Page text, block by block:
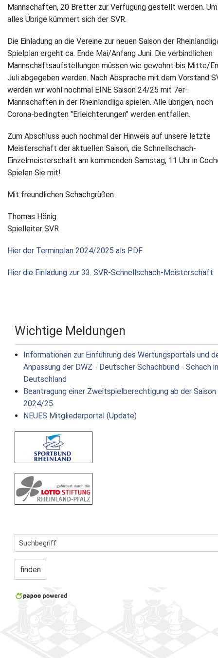
Mannschaften, 20 Bretter zur Verfügung gestellt werden. Um
alles Übrige kümmert sich der SVR.
Die Einladung an die Vereine zur neuen Saison der
Spielplan ergeht ca. Ende Mai/Anfang Juni. Die verbindlichen
Mannschaftsaufstellungen müssen wie gewohnt bis Mitte/
Juli abgegeben werden. Nach Absprache mit dem Vorstand
werden wir wohl nochmal EINE Saison 24/25 mit 7er-
Mannschaften in der Rheinlandliga spielen. Alle übrigen, noch
Corona-bedingten "Erleichterungen" werden entfallen.
Zum Abschluss auch nochmal der Hinweis auf unsere letzte
Meisterschaft der aktuellen Saison, die Schnellschach-
Einzelmeisterschaft am kommenden Samstag, 11 Uhr in
Spielen Sie mit!
Mit freundlichen Schachgrüßen
Thomas Hönig
Spielleiter SVR
Hier der Terminplan 2024/2025 als PDF
Hier die Einladung zur 33. SVR-Schnellschach-Meisterschaft
Wichtige Meldungen
Informationen zur Einführung des Wertungsportals und
Anpassung der DWZ - Deutscher Schachbund - Schach in
Deutschland
Beantragung einer Zweitspielberechtigung ab der Saison
2024/25
NEUES Mitgliederportal (Update)